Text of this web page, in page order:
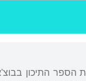
הספר התיכון